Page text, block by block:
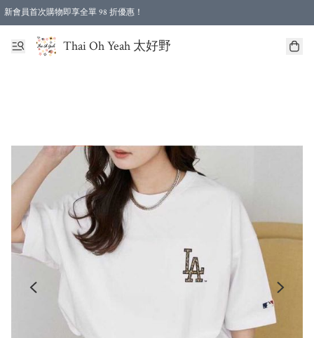
新會員首次購物即享全單 98 折優惠！
特選會員可享全單低至 96 折優惠！
Thai Oh Yeah 太好野